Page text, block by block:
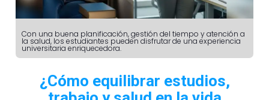
Con una buena planificación, gestión del tiempo y atención a
la salud, los estudiantes pueden disfrutar de una experiencia
universitaria enriquecedora.
¿Cómo equilibrar estudios,